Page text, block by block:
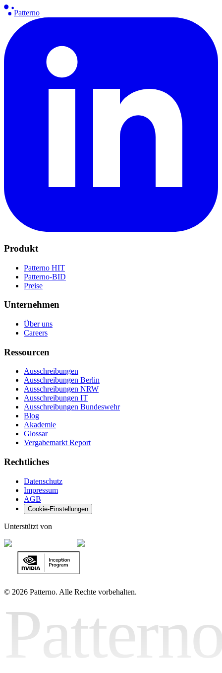
Patterno
Produkt
Patterno HIT
Patterno-BID
Preise
Unternehmen
Über uns
Careers
Ressourcen
Ausschreibungen
Ausschreibungen Berlin
Ausschreibungen NRW
Ausschreibungen IT
Ausschreibungen Bundeswehr
Blog
Akademie
Glossar
Vergabemarkt Report
Rechtliches
Datenschutz
Impressum
AGB
Cookie-Einstellungen
Unterstützt von
© 2026 Patterno. Alle Rechte vorbehalten.